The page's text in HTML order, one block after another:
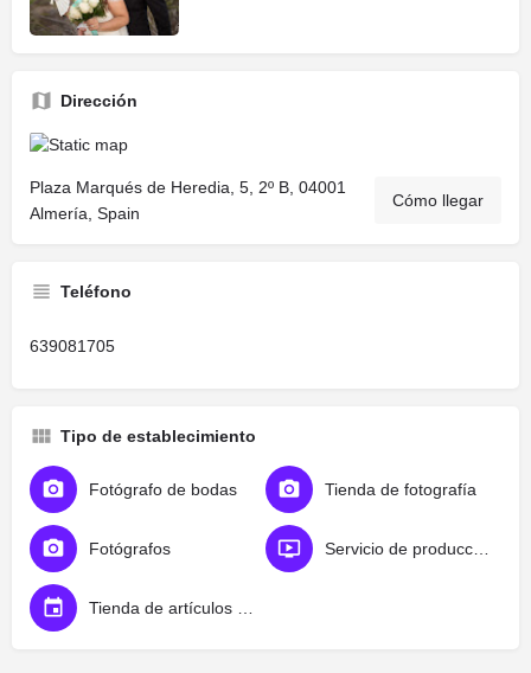
Dirección
Plaza Marqués de Heredia, 5, 2º B, 04001
Almería, Spain
Cómo llegar
Teléfono
639081705
Tipo de establecimiento
Fotógrafo de bodas Tienda de fotografía
Fotógrafos